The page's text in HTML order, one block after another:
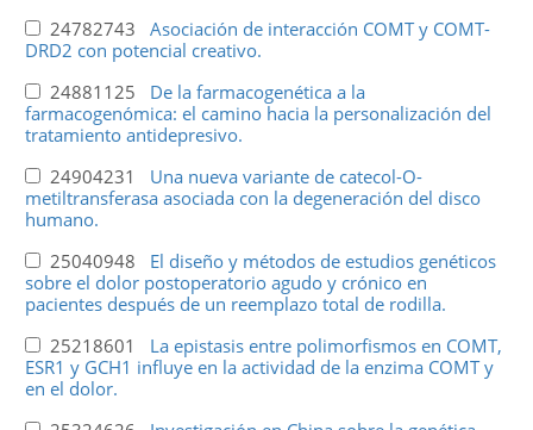
24782743 Asociación de interacción COMT y COMT-
DRD2 con potencial creativo.
24881125 De la farmacogenética a la
farmacogenómica: el camino hacia la personalización del
tratamiento antidepresivo.
24904231 Una nueva variante de catecol-O-
metiltransferasa asociada con la degeneración del disco
humano.
25040948 El diseño y métodos de estudios genéticos
sobre el dolor postoperatorio agudo y crónico en
pacientes después de un reemplazo total de rodilla.
25218601 La epistasis entre polimorfismos en COMT,
ESR1 y GCH1 influye en la actividad de la enzima COMT y
en el dolor.